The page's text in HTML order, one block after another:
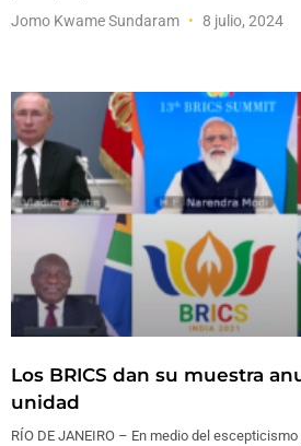
Jomo Kwame Sundaram 8 julio, 2024
Los BRICS dan su muestra
unidad
RÍO DE JANEIRO – En medio del